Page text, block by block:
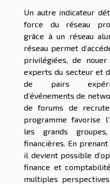
Un autre indicateur
force du réseau
grâce à un réseau
réseau permet
privilégiées, de
experts du secteur et
de pairs
d’événements de
de forums de
programme favorise
les grands
financières. En
il devient possible
finance et
multiples